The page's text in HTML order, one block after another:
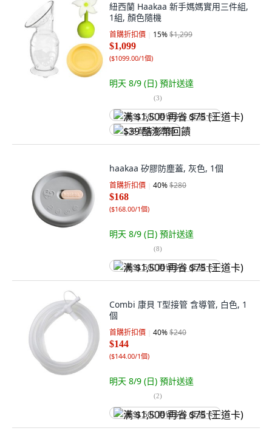
紐西蘭 Haakaa 新手媽媽實用三件組,
1組, 顏色隨機
首購折扣價 15%$1,299
$1,099
($1099.00/1個)
明天 8/9 (日) 預計送達
(3)
满 $1,500 再省 $75 (王道卡)
$39 酷澎幣回饋
haakaa 矽膠防塵蓋, 灰色, 1個
首購折扣價 40%$280
$168
($168.00/1個)
明天 8/9 (日) 預計送達
(8)
满 $1,500 再省 $75 (王道卡)
Combi 康貝 T型接管 含導管, 白色, 1
個
首購折扣價 40%$240
$144
($144.00/1個)
明天 8/9 (日) 預計送達
(2)
满 $1,500 再省 $75 (王道卡)